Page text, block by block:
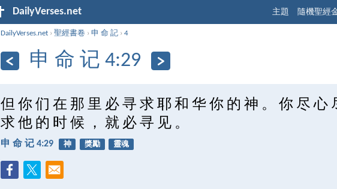
DailyVerses.net 主題 隨機聖經
DailyVerses.net ›聖經書卷 ›申 命 記 ›4
申 命 记 4:29
但 你 们 在 那 里 必 寻 求 耶 和 华 你 的 神 。 你 尽 心
求 他 的 时 候 ， 就 必 寻 见 。
申 命 记 4:29 神 獎勵 靈魂